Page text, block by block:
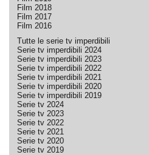
Film 2018
Film 2017
Film 2016
Tutte le serie tv imperdibili
Serie tv imperdibili 2024
Serie tv imperdibili 2023
Serie tv imperdibili 2022
Serie tv imperdibili 2021
Serie tv imperdibili 2020
Serie tv imperdibili 2019
Serie tv 2024
Serie tv 2023
Serie tv 2022
Serie tv 2021
Serie tv 2020
Serie tv 2019